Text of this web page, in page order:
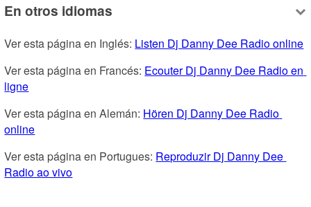
En otros idiomas
Ver esta página en Inglés: Listen Dj Danny Dee Radio online
Ver esta página en Francés: Ecouter Dj Danny Dee Radio en
ligne
Ver esta página en Alemán: Hören Dj Danny Dee Radio
online
Ver esta página en Portugues: Reproduzir Dj Danny Dee
Radio ao vivo